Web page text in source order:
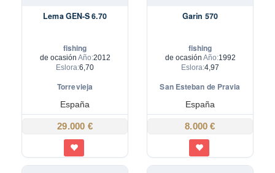
Lema GEN-S 6.70
fishing
de ocasión Año:2012
Eslora:6,70
Torrevieja
España
29.000 €
Garin 570
fishing
de ocasión Año:1992
Eslora:4,97
San Esteban de Pravia
España
8.000 €